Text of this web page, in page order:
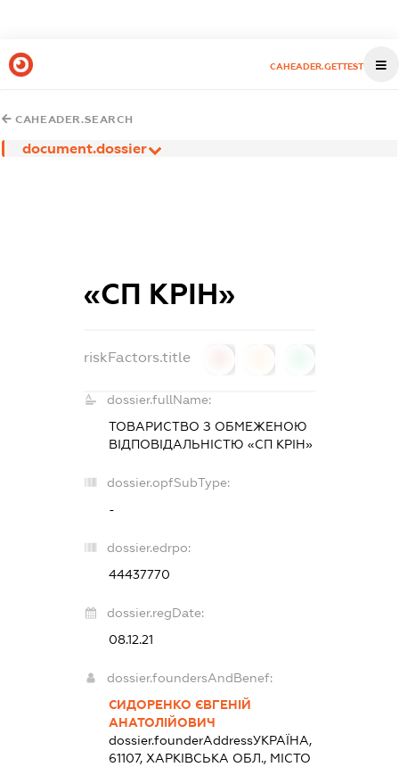
CAHEADER.GETTEST
CAHEADER.SEARCH
document.dossier
«СП КРІН»
riskFactors.title
dossier.fullName:
ТОВАРИСТВО З ОБМЕЖЕНОЮ
ВІДПОВІДАЛЬНІСТЮ «СП КРІН»
dossier.opfSubType:
-
dossier.edrpo:
44437770
dossier.regDate:
08.12.21
dossier.foundersAndBenef:
СИДОРЕНКО ЄВГЕНІЙ
АНАТОЛІЙОВИЧ
dossier.founderAddressУКРАЇНА,
61107, ХАРКІВСЬКА ОБЛ., МІСТО